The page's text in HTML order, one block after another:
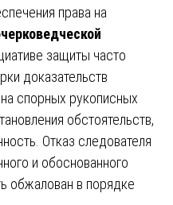
права на
защиты часто
доказательств
спорных рукописных
обстоятельств,
Отказ следователя
и обоснованного
обжалован в порядке